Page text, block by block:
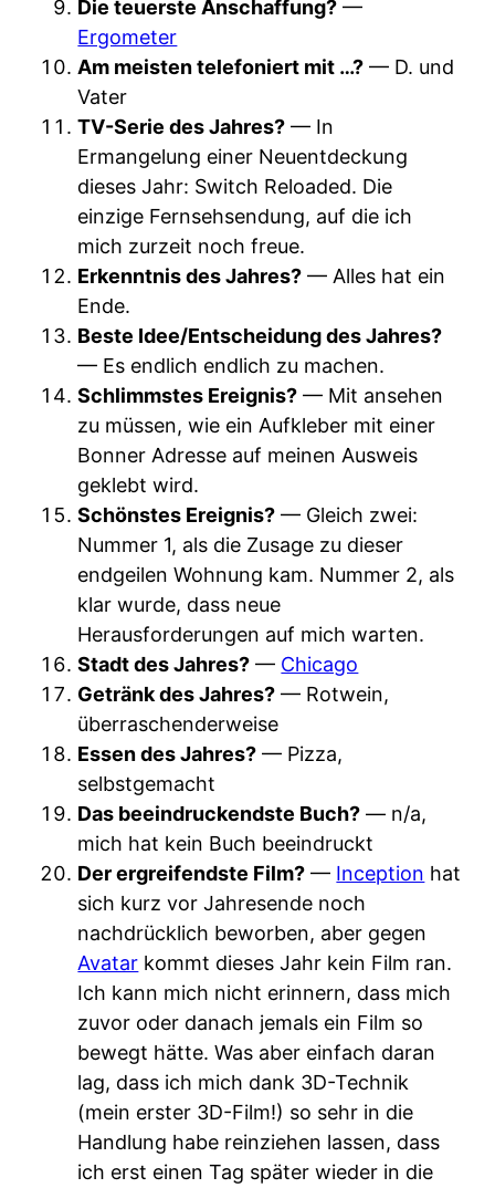
Die teuerste Anschaffung? —
Ergometer
Am meisten telefoniert mit …? — D. und
Vater
TV-Serie des Jahres? — In
Ermangelung einer Neuentdeckung
dieses Jahr: Switch Reloaded. Die
einzige Fernsehsendung, auf die ich
mich zurzeit noch freue.
Erkenntnis des Jahres? — Alles hat ein
Ende.
Beste Idee/Entscheidung des Jahres?
— Es endlich endlich zu machen.
Schlimmstes Ereignis? — Mit ansehen
zu müssen, wie ein Aufkleber mit einer
Bonner Adresse auf meinen Ausweis
geklebt wird.
Schönstes Ereignis? — Gleich zwei:
Nummer 1, als die Zusage zu dieser
endgeilen Wohnung kam. Nummer 2, als
klar wurde, dass neue
Herausforderungen auf mich warten.
Stadt des Jahres? — Chicago
Getränk des Jahres? — Rotwein,
überraschenderweise
Essen des Jahres? — Pizza,
selbstgemacht
Das beeindruckendste Buch? — n/a,
mich hat kein Buch beeindruckt
Der ergreifendste Film? — Inception hat
sich kurz vor Jahresende noch
nachdrücklich beworben, aber gegen
Avatar kommt dieses Jahr kein Film ran.
Ich kann mich nicht erinnern, dass mich
zuvor oder danach jemals ein Film so
bewegt hätte. Was aber einfach daran
lag, dass ich mich dank 3D-Technik
(mein erster 3D-Film!) so sehr in die
Handlung habe reinziehen lassen, dass
ich erst einen Tag später wieder in die